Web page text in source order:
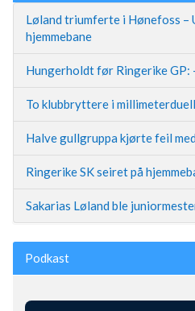
Løland triumferte i Hønefoss –
hjemmebane
Hungerholdt før Ringerike
To klubbryttere i
Halve gullgruppa kjørte feil
Ringerike SK seiret på
Sakarias Løland ble
Podkast